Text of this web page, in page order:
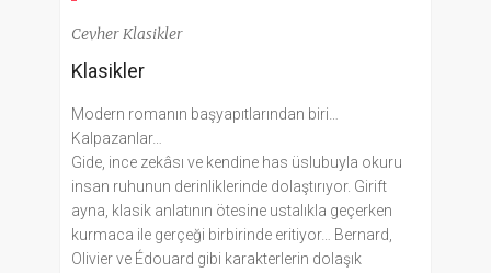
Cevher Klasikler
Klasikler
Modern romanın başyapıtlarından biri…
Kalpazanlar…
Gide, ince zekâsı ve kendine has üslubuyla okuru
insan ruhunun derinliklerinde dolaştırıyor. Girift
ayna, klasik anlatının ötesine ustalıkla geçerken
kurmaca ile gerçeği birbirinde eritiyor… Bernard,
Olivier ve Édouard gibi karakterlerin dolaşık